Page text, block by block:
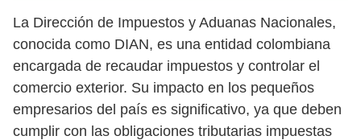
La Dirección de Impuestos y Aduanas Nacionales,
conocida como DIAN, es una entidad colombiana
encargada de recaudar impuestos y controlar el
comercio exterior. Su impacto en los pequeños
empresarios del país es significativo, ya que deben
cumplir con las obligaciones tributarias impuestas